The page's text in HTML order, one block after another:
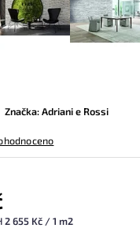
Značka:Adriani e Rossi
2 655 Kč / 1 m2